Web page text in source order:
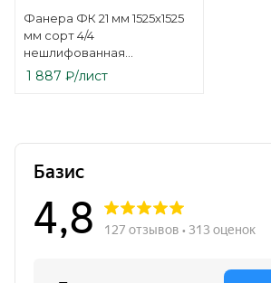
Фанера ФК 21 мм 1525х1525
мм сорт 4/4
нешлифованная
березовая
1 887 ₽/лист